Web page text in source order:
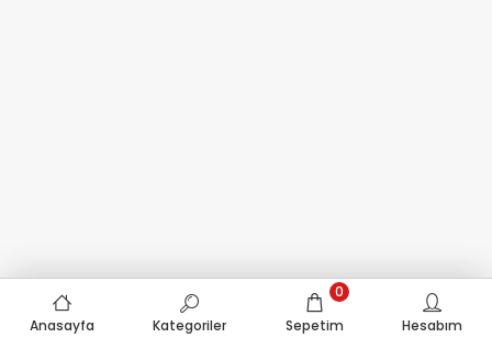
Anasayfa Kategoriler Sepetim
0
Hesabım